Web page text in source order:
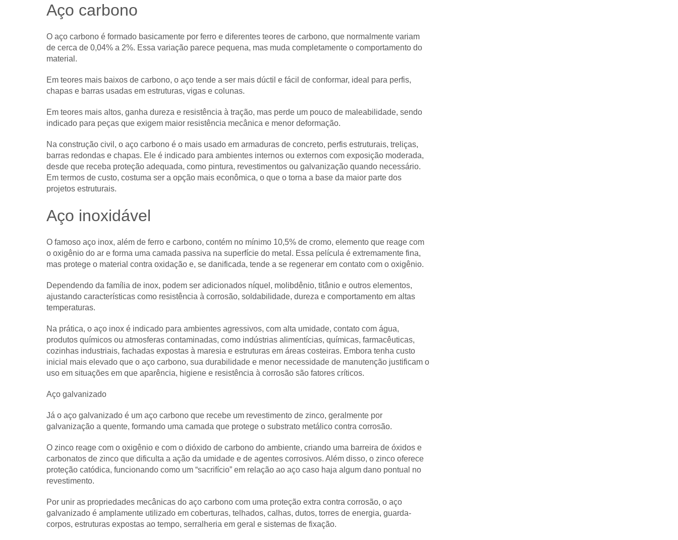
Aço carbono
O aço carbono é formado basicamente por ferro e diferentes teores de carbono, que normalmente variam
de cerca de 0,04% a 2%. Essa variação parece pequena, mas muda completamente o comportamento do
material.
Em teores mais baixos de carbono, o aço tende a ser mais dúctil e fácil de conformar, ideal para perfis,
chapas e barras usadas em estruturas, vigas e colunas.
Em teores mais altos, ganha dureza e resistência à tração, mas perde um pouco de maleabilidade, sendo
indicado para peças que exigem maior resistência mecânica e menor deformação.
Na construção civil, o aço carbono é o mais usado em armaduras de concreto, perfis estruturais, treliças,
barras redondas e chapas. Ele é indicado para ambientes internos ou externos com exposição moderada,
desde que receba proteção adequada, como pintura, revestimentos ou galvanização quando necessário.
Em termos de custo, costuma ser a opção mais econômica, o que o torna a base da maior parte dos
projetos estruturais.
Aço inoxidável
O famoso aço inox, além de ferro e carbono, contém no mínimo 10,5% de cromo, elemento que reage com
o oxigênio do ar e forma uma camada passiva na superfície do metal. Essa película é extremamente fina,
mas protege o material contra oxidação e, se danificada, tende a se regenerar em contato com o oxigênio.
Dependendo da família de inox, podem ser adicionados níquel, molibdênio, titânio e outros elementos,
ajustando características como resistência à corrosão, soldabilidade, dureza e comportamento em altas
temperaturas.
Na prática, o aço inox é indicado para ambientes agressivos, com alta umidade, contato com água,
produtos químicos ou atmosferas contaminadas, como indústrias alimentícias, químicas, farmacêuticas,
cozinhas industriais, fachadas expostas à maresia e estruturas em áreas costeiras. Embora tenha custo
inicial mais elevado que o aço carbono, sua durabilidade e menor necessidade de manutenção justificam o
uso em situações em que aparência, higiene e resistência à corrosão são fatores críticos.
Aço galvanizado
Já o aço galvanizado é um aço carbono que recebe um revestimento de zinco, geralmente por
galvanização a quente, formando uma camada que protege o substrato metálico contra corrosão.
O zinco reage com o oxigênio e com o dióxido de carbono do ambiente, criando uma barreira de óxidos e
carbonatos de zinco que dificulta a ação da umidade e de agentes corrosivos. Além disso, o zinco oferece
proteção catódica, funcionando como um “sacrifício” em relação ao aço caso haja algum dano pontual no
revestimento.
Por unir as propriedades mecânicas do aço carbono com uma proteção extra contra corrosão, o aço
galvanizado é amplamente utilizado em coberturas, telhados, calhas, dutos, torres de energia, guarda-
corpos, estruturas expostas ao tempo, serralheria em geral e sistemas de fixação.